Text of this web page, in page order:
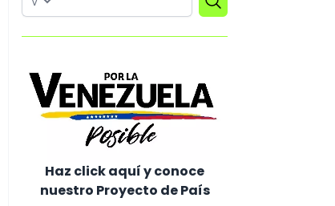
Haz click aquí y conoce
nuestro Proyecto de País